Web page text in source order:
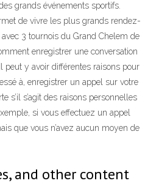
grands événements sportifs.
de vivre les plus grands rendez-
3 tournois du Grand Chelem de
enregistrer une conversation
peut y avoir différentes raisons pour
à, enregistrer un appel sur votre
s’il s’agit des raisons personnelles
si vous effectuez un appel
que vous n’avez aucun moyen de
and other content